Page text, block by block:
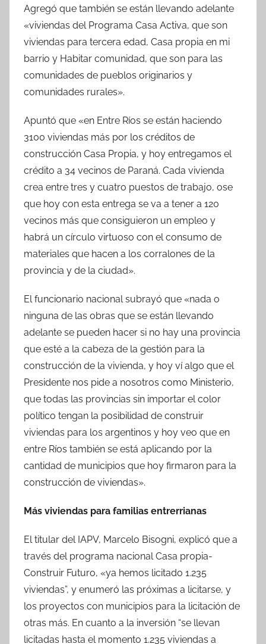
Agregó que también se están llevando adelante
«viviendas del Programa Casa Activa, que son
viviendas para tercera edad, Casa propia en mi
barrio y Habitar comunidad, que son para las
comunidades de pueblos originarios y
comunidades rurales».
Apuntó que «en Entre Ríos se están haciendo
3100 viviendas más por los créditos de
construcción Casa Propia, y hoy entregamos el
crédito a 34 vecinos de Paraná. Cada vivienda
crea entre tres y cuatro puestos de trabajo, ose
que hoy con esta entrega se va a tener a 120
vecinos más que consiguieron un empleo y
habrá un círculo virtuoso con el consumo de
materiales que hacen a los corralones de la
provincia y de la ciudad».
El funcionario nacional subrayó que «nada o
ninguna de las obras que se están llevando
adelante se pueden hacer si no hay una provincia
que esté a la cabeza de la gestión para la
construcción de la vivienda, y hoy ví algo que el
Presidente nos pide a nosotros como Ministerio,
que todas las provincias sin importar el color
político tengan la posibilidad de construir
viviendas para los argentinos y hoy veo que en
entre Ríos también se está aplicando por la
cantidad de municipios que hoy firmaron para la
construcción de viviendas».
Más viviendas para familias entrerrianas
El titular del IAPV, Marcelo Bisogni, explicó que a
través del programa nacional Casa propia-
Construir Futuro, «ya hemos licitado 1.235
viviendas”, y enumeró las próximas a licitarse, y
los proyectos con municipios para la licitación de
otras más. En cuanto a la inversión “se llevan
licitadas hasta el momento 1.235 viviendas a